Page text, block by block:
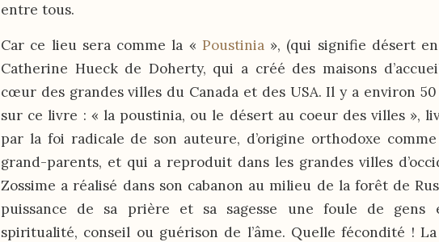
entre tous.
Car ce lieu sera comme la « Poustinia», (qui signifie désert
Catherine Hueck de Doherty, qui a créé des maisons
cœur des grandes villes du Canada et des USA. Il y a environ
sur ce livre : « la poustinia, ou le désert au coeur des villes »,
par la foi radicale de son auteure, d’origine orthodoxe
grand-parents, et qui a reproduit dans les grandes villes
Zossime a réalisé dans son cabanon au milieu de la forêt de
puissance de sa prière et sa sagesse une foule de gens
spiritualité, conseil ou guérison de l’âme. Quelle fécondité ! La